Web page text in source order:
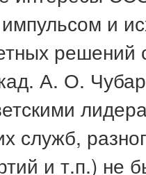
и
А. О.
служб,
и т.п.) не